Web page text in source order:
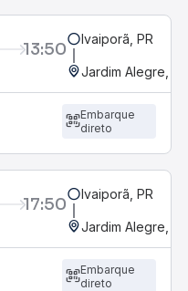
13:50 Ivaiporã, PR
Jardim Alegre, PR
Embarque
direto
17:50 Ivaiporã, PR
Jardim Alegre, PR
Embarque
direto